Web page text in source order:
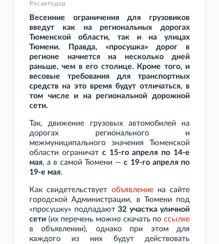
Росавтодор
Весенние ограничения для грузовиков
введут как на региональных дорогах
Тюменской области, так и на улицах
Тюмени. Правда, «просушка» дорог в
регионе начнется на несколько дней
раньше, чем в его столице. Кроме того, и
весовые требования для транспортных
средств на это время будут отличаться, в
том числе и на региональной дорожной
сети.
Так, движение грузовых автомобилей на
дорогах регионального и
межмуниципального значения Тюменской
области ограничат с 15-го апреля по 14-е
мая, а в самой Тюмени —с 19-го апреля по
19-е мая.
Как свидетельствует объявлениена сайте
городской Администрации, в Тюмени под
«просушку» подпадают 32 участка уличной
сети (их перечень можно скачать по ссылке
в объявлении), однако при этом для
каждого из них будут действовать